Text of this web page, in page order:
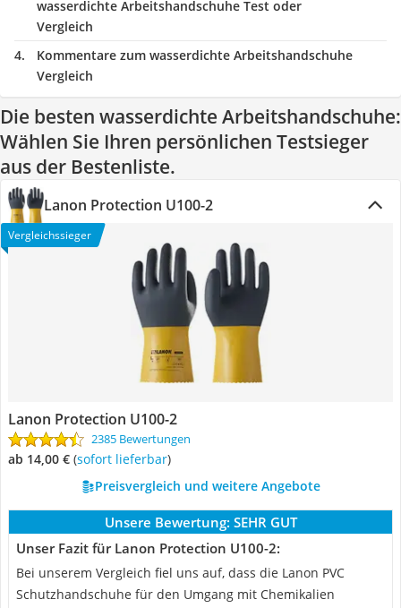
wasserdichte Arbeitshandschuhe Test oder
Vergleich
Kommentare zum wasserdichte Arbeitshandschuhe
Vergleich
Die besten wasserdichte Arbeitshandschuhe:
Wählen Sie Ihren persönlichen Testsieger
aus der Bestenliste.
Lanon Protection U100-2
Vergleichssieger
Lanon Protection U100-2
2385 Bewertungen
ab 14,00 € ( Sofort lieferbar)
Preisvergleich und weitere Angebote
Unsere Bewertung: SEHR GUT
Unser Fazit für Lanon Protection U100-2:
Bei unserem Vergleich fiel uns auf, dass die Lanon PVC
Schutzhandschuhe für den Umgang mit Chemikalien